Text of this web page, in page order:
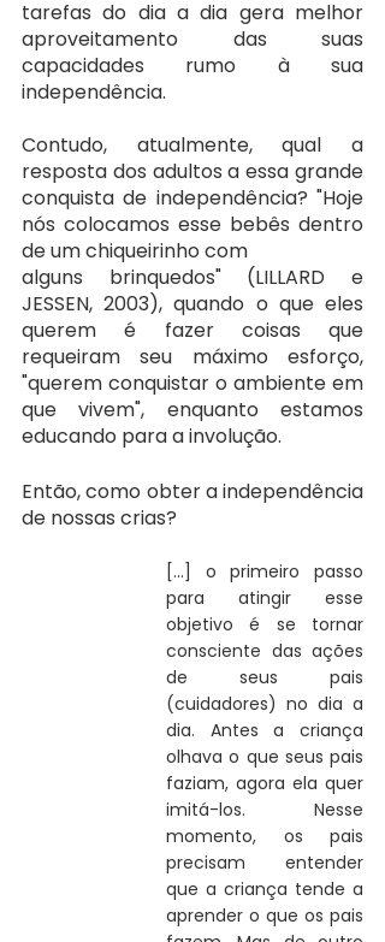
tarefas do dia a dia gera melhor
aproveitamento das suas
capacidades rumo à sua
independência.
Contudo, atualmente, qual a
resposta dos adultos a essa grande
conquista de independência? "Hoje
nós colocamos esse bebês dentro
de um chiqueirinho com
alguns brinquedos" (LILLARD e
JESSEN, 2003), quando o que eles
querem é fazer coisas que
requeiram seu máximo esforço,
"querem conquistar o ambiente em
que vivem", enquanto estamos
educando para a involução.
Então, como obter a independência
de nossas crias?
[...] o primeiro passo
para atingir esse
objetivo é se tornar
consciente das ações
de seus pais
(cuidadores) no dia a
dia. Antes a criança
olhava o que seus pais
faziam, agora ela quer
imitá-los. Nesse
momento, os pais
precisam entender
que a criança tende a
aprender o que os pais